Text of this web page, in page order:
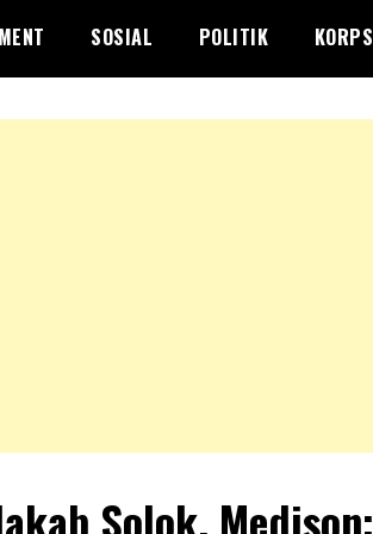
SOSIAL POLITIK KORPS
Solok, Medison: